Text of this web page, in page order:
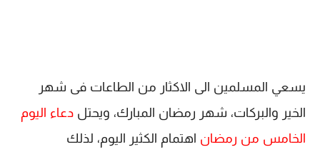
يسعي المسلمين الى الاكثار من الطاعات فى شهر
الخير والبركات، شهر رمضان المبارك، ويحتل دعاء اليوم
الخامس من رمضان اهتمام الكثير اليوم، لذلك